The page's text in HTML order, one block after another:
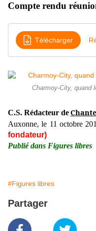
Compte rendu
Télécharger
Charmoy-City, quand
C.S. Rédacteur de
Auxonne, le 11 octobre
fondateur)
Publié dans Figures libres
#Figures libres
Partager